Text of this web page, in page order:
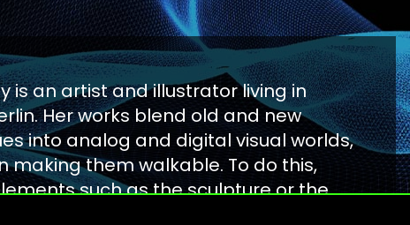
is an artist and illustrator living in
Her works blend old and new
into analog and digital visual worlds,
making them walkable. To do this,
such as the sculpture or the